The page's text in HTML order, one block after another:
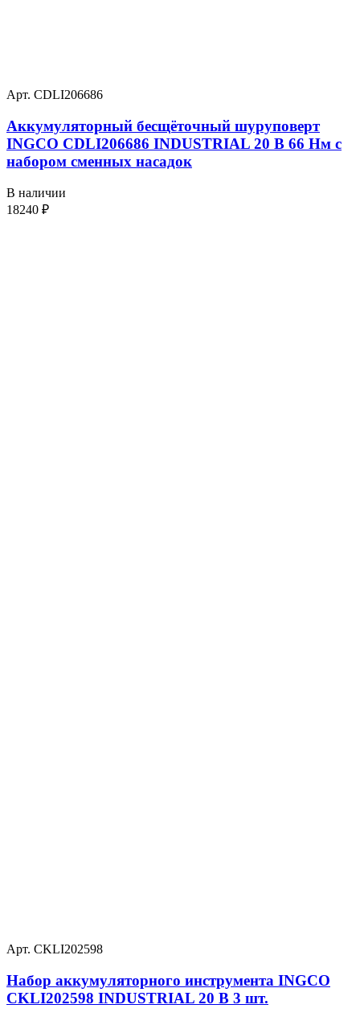
Арт. CDLI206686
Аккумуляторный бесщёточный шуруповерт
INGCO CDLI206686 INDUSTRIAL 20 В 66 Нм с
набором сменных насадок
В наличии
18240 ₽
Арт. CKLI202598
Набор аккумуляторного инструмента INGCO
CKLI202598 INDUSTRIAL 20 В 3 шт.